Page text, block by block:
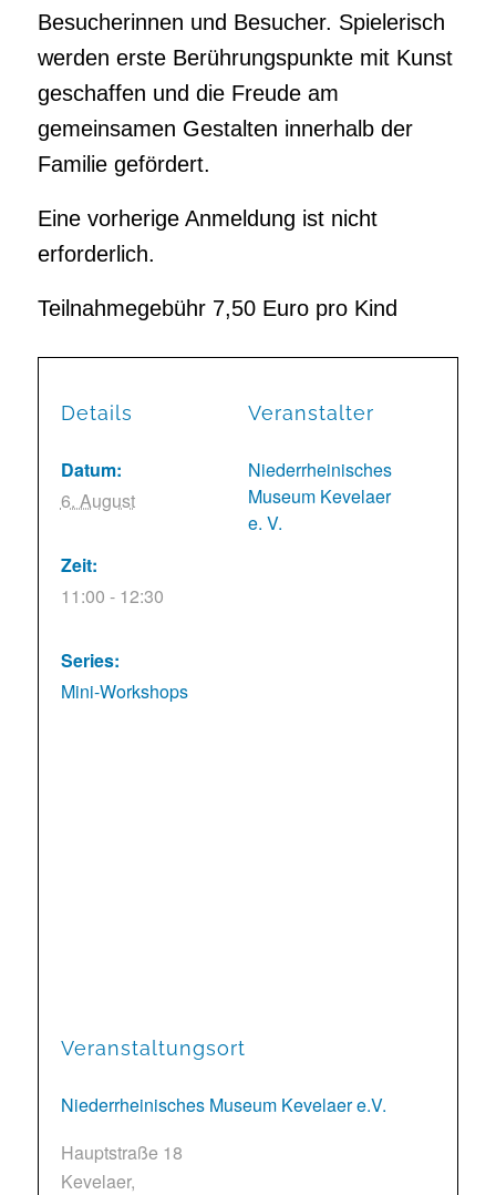
Besucherinnen und Besucher. Spielerisch
werden erste Berührungspunkte mit Kunst
geschaffen und die Freude am
gemeinsamen Gestalten innerhalb der
Familie gefördert.
Eine vorherige Anmeldung ist nicht
erforderlich.
Teilnahmegebühr 7,50 Euro pro Kind
Details
Datum:
6. August
Zeit:
11:00 - 12:30
Series:
Mini-Workshops
Veranstalter
Niederrheinisches
Museum Kevelaer
e. V.
Veranstaltungsort
Niederrheinisches Museum Kevelaer e.V.
Hauptstraße 18
Kevelaer,